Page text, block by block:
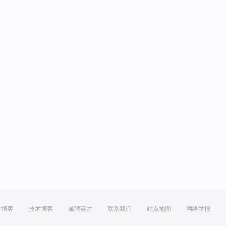
博客 技术博客 诚聘英才 联系我们 站点地图 网络举报